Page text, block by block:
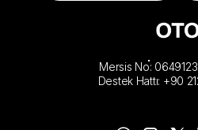
Mersis No:
Destek Hattı: +90